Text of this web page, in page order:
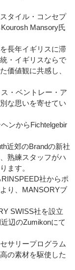
タイル・コンセプ
Mansory氏
長年イギリスに滞
・イギリスならで
価値観に共感し、
・ベントレー・ア
な思いを寄せてい
ンからFichtelgebir
近郊のBrandの新社
熟練スタッフがハ
ます。
社からポ
り、MANSORYブ
SWISS社を設立
辺のZumikonにて
サリープログラム
の素材を駆使した